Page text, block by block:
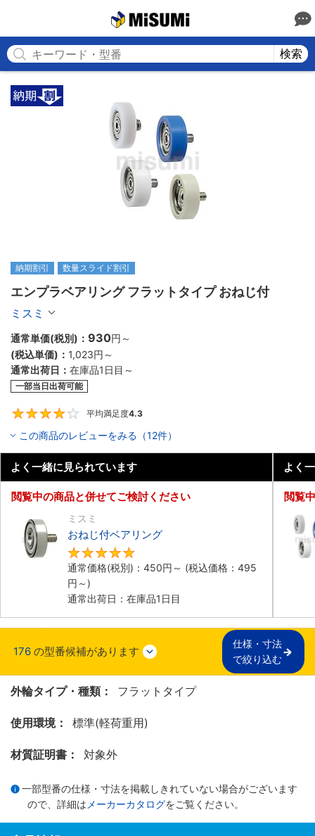
検索
納期割引 数量スライド割引
エンプラベアリング フラットタイプ おねじ付
ミスミ
通常単価(税別)： 930円 ～
(税込単価)： 1,023円 ～
通常出荷日： 在庫品1日目～
一部当日出荷可能
平均満足度4.3
この商品のレビューをみる（12件）
よく一緒に見られています
閲覧中の商品と併せてご検討ください
ミスミ
おねじ付ベアリング
通常価格(税別)： 450円 ～ (税込価格： 495
円 ～)
通常出荷日：在庫品1日目
よく
閲覧
176 の型番候補があります
仕様・寸法
で絞り込む
外輪タイプ・種類： フラットタイプ
使用環境： 標準(軽荷重用)
材質証明書： 対象外
一部型番の仕様・寸法を掲載しきれていない場合がございます
ので、詳細は メーカーカタログをご覧ください。